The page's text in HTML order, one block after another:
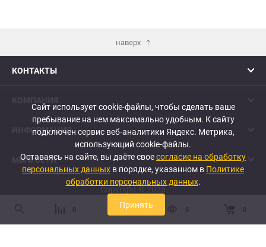
наверх
КОНТАКТЫ
ИНФОРМАЦИЯ
МЫ В СЕТИ
Copyright © 2026
0 0 0 0
Сайт использует cookie-файлы, чтобы сделать ваше
пребывание на нем максимально удобным. К cайту
подключен сервис веб-аналитики Яндекс. Метрика,
использующий cookie-файлы.
Оставаясь на сайте, вы даёте своесогласие на обработку
персональных данных в порядке, указанном в Политике
обработки персональных данных.
Принять